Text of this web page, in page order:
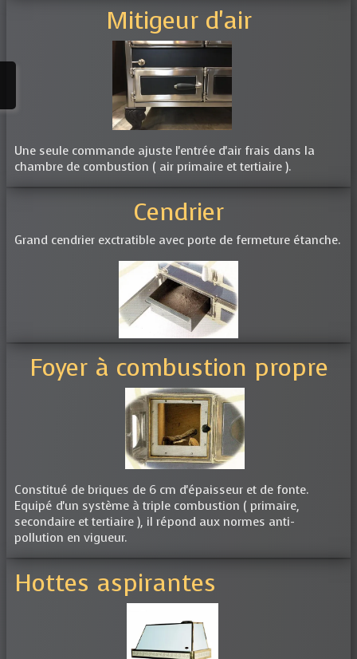
Mitigeur d'air
Une seule commande ajuste l'entrée d'air frais dans la
chambre de combustion ( air primaire et tertiaire ).
Cendrier
Grand cendrier exctratible avec porte de fermeture étanche.
Foyer à combustion propre
Constitué de briques de 6 cm d'épaisseur et de fonte.
Equipé d'un système à triple combustion ( primaire,
secondaire et tertiaire ), il répond aux normes anti-
pollution en vigueur.
Hottes aspirantes